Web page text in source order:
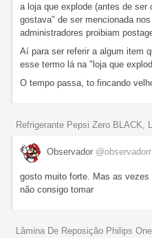
a loja que explode (antes de ser
gostava" de ser mencionada
administradores proibiam
Aí para ser referir a algum item
esse termo lá na "loja que
O tempo passa, to fincando
Refrigerante Pepsi Zero BLACK,
Observador @observadorr
gosto muito forte. Mas as vezes
não consigo tomar
Lâmina De Reposição Philips